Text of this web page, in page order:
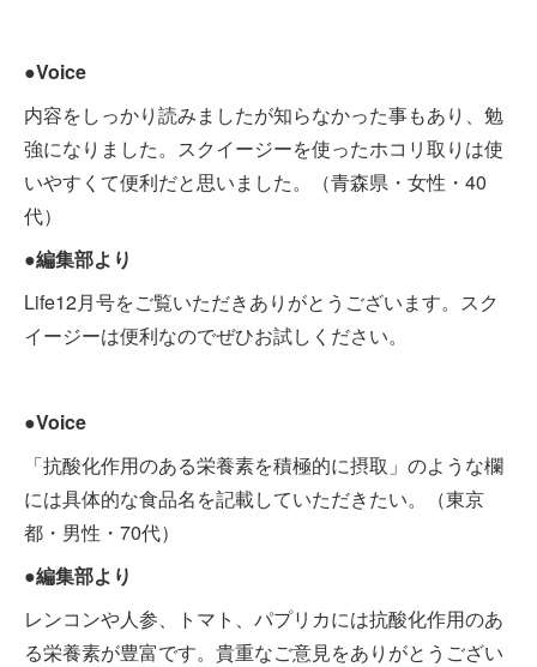
●Voice
内容をしっかり読みましたが知らなかった事もあり、勉
強になりました。スクイージーを使ったホコリ取りは使
いやすくて便利だと思いました。（青森県・女性・40
代）
●編集部より
Life12月号をご覧いただきありがとうございます。スク
イージーは便利なのでぜひお試しください。
●Voice
「抗酸化作用のある栄養素を積極的に摂取」のような欄
には具体的な食品名を記載していただきたい。（東京
都・男性・70代）
●編集部より
レンコンや人参、トマト、パプリカには抗酸化作用のあ
る栄養素が豊富です。貴重なご意見をありがとうござい